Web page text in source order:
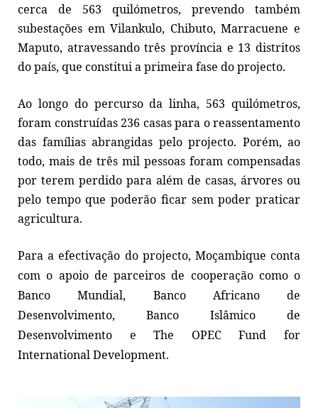
cerca de 563 quilómetros, prevendo também
subestações em Vilankulo, Chibuto, Marracuene e
Maputo, atravessando três província e 13 distritos
do país, que constitui a primeira fase do projecto.
Ao longo do percurso da linha, 563 quilómetros,
foram construídas 236 casas para o reassentamento
das famílias abrangidas pelo projecto. Porém, ao
todo, mais de três mil pessoas foram compensadas
por terem perdido para além de casas, árvores ou
pelo tempo que poderão ficar sem poder praticar
agricultura.
Para a efectivação do projecto, Moçambique conta
com o apoio de parceiros de cooperação como o
Banco Mundial, Banco Africano de
Desenvolvimento, Banco Islâmico de
Desenvolvimento e The OPEC Fund for
International Development.